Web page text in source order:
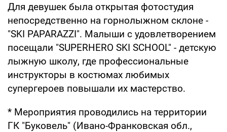
Для девушек была открытая фотостудия
непосредственно на горнолыжном склоне -
"SKI PAPARAZZI". Малыши с удовлетворением
посещали "SUPERHERO SKI SCHOOL" - детскую
лыжную школу, где профессиональные
инструкторы в костюмах любимых
супергероев повышали их мастерство.
* Мероприятия проводились на территории
ГК "Буковель" (Ивано-Франковская обл.,